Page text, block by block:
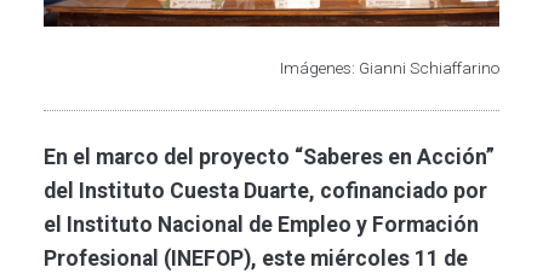
Imágenes: Gianni Schiaffarino
En el marco del proyecto “Saberes en Acción”
del Instituto Cuesta Duarte, cofinanciado por
el Instituto Nacional de Empleo y Formación
Profesional (INEFOP), este miércoles 11 de